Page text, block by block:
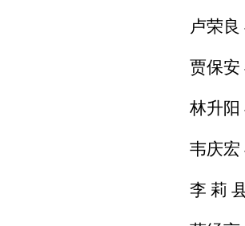
卢荣良
贾保安
林升阳
韦庆宏
李 莉